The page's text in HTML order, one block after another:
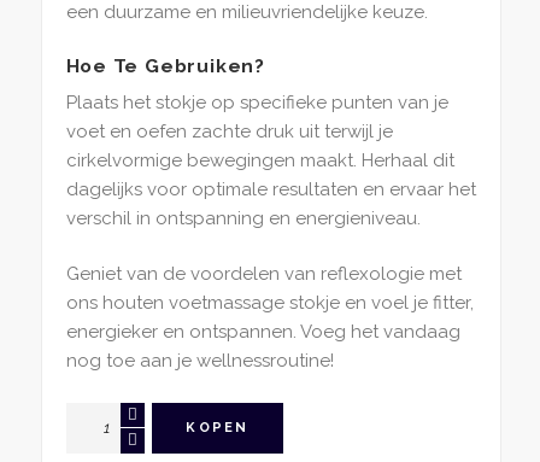
een duurzame en milieuvriendelijke keuze.
Hoe Te Gebruiken?
Plaats het stokje op specifieke punten van je
voet en oefen zachte druk uit terwijl je
cirkelvormige bewegingen maakt. Herhaal dit
dagelijks voor optimale resultaten en ervaar het
verschil in ontspanning en energieniveau.
Geniet van de voordelen van reflexologie met
ons houten voetmassage stokje en voel je fitter,
energieker en ontspannen. Voeg het vandaag
nog toe aan je wellnessroutine!
Voetmassage
KOPEN